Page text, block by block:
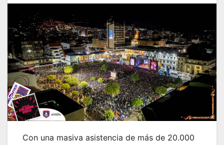
Con una masiva asistencia de más de 20.000